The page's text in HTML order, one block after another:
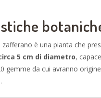
zafferano è una pianta che
5 cm di diametro,
gemme da cui avranno